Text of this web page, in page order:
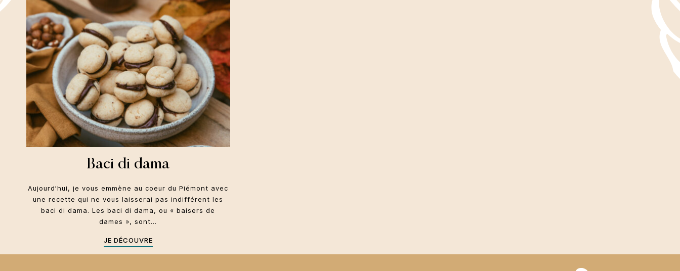
Baci di dama
Aujourd’hui, je vous emmène au coeur du Piémont avec
une recette qui ne vous laisserai pas indifférent les
baci di dama. Les baci di dama, ou « baisers de
dames », sont…
JE DÉCOUVRE